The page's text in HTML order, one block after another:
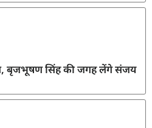
बृजभूषण सिंह की जगह लेंगे संजय